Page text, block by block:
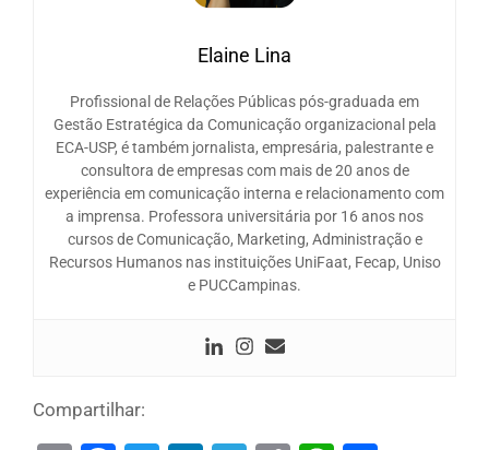
Elaine Lina
Profissional de Relações Públicas pós-graduada em
Gestão Estratégica da Comunicação organizacional pela
ECA-USP, é também jornalista, empresária, palestrante e
consultora de empresas com mais de 20 anos de
experiência em comunicação interna e relacionamento com
a imprensa. Professora universitária por 16 anos nos
cursos de Comunicação, Marketing, Administração e
Recursos Humanos nas instituições UniFaat, Fecap, Uniso
e PUCCampinas.
Compartilhar: